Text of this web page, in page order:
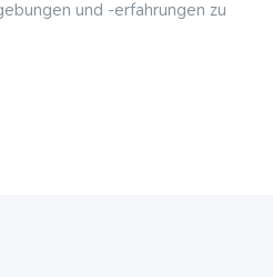
und -erfahrungen zu